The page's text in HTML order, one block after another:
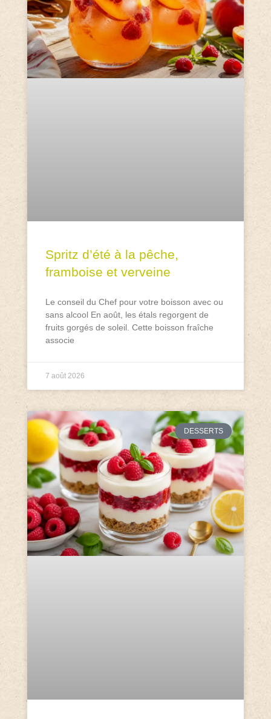
Spritz d’été à la pêche,
framboise et verveine
Le conseil du Chef pour votre boisson avec ou
sans alcool En août, les étals regorgent de
fruits gorgés de soleil. Cette boisson fraîche
associe
7 août 2026
DESSERTS